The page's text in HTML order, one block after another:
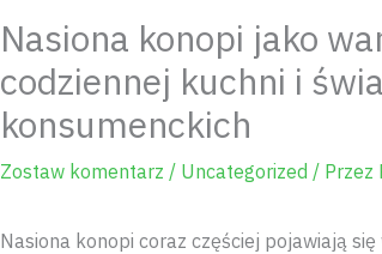
Nasiona konopi jako
codziennej kuchni i
konsumenckich
Zostaw komentarz / Uncategorized / Przez
Nasiona konopi coraz częściej pojawiają